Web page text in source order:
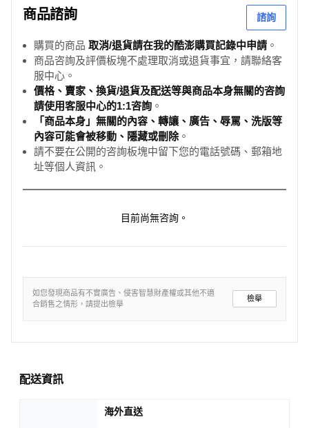
商品諮詢 諮詢
購買的商品 取消/退貨請在我的酷澎購買記錄中申請 。
商品咨詢及評價板塊不處理取消或退貨事宜，請聯絡客
服中心。
價格、賣家、換貨/退貨及配送等與商品本身無關的咨詢
請使用客服中心的1:1咨詢 。
「商品本身」無關的內容、轉讓、廣告、辱罵、洗版等
內容可能會被移動、隱藏或刪除。
請不要在公開的咨詢板塊中留下您的電話號碼、郵箱地
址等個人資訊。
目前尚無咨詢。
如您發現商品有不實廣告、侵害智慧財產權或其他不適
合銷售之情形，請提出檢舉
檢舉
配送資訊
海外直送